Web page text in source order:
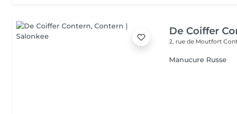
De Coiffer
2, rue de Moutfort
Manucure Russe